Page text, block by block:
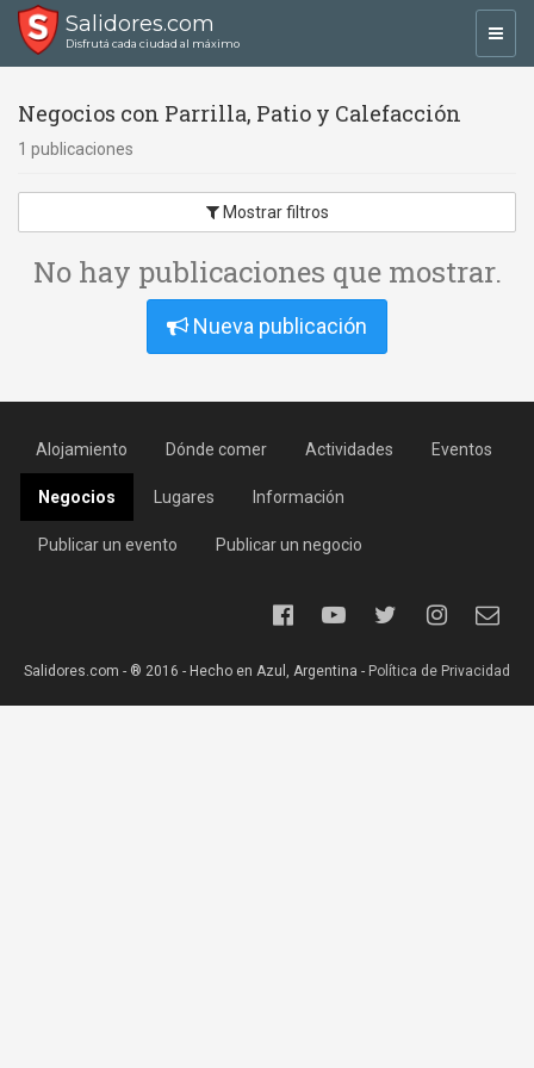
Salidores.com
Disfrutá cada ciudad al máximo
Negocios con Parrilla, Patio y Calefacción
1 publicaciones
Mostrar filtros
No hay publicaciones que mostrar.
Nueva publicación
Alojamiento Dónde comer Actividades Eventos
Negocios Lugares Información
Publicar un evento Publicar un negocio
Salidores.com - ® 2016 - Hecho en Azul, Argentina - Política de Privacidad